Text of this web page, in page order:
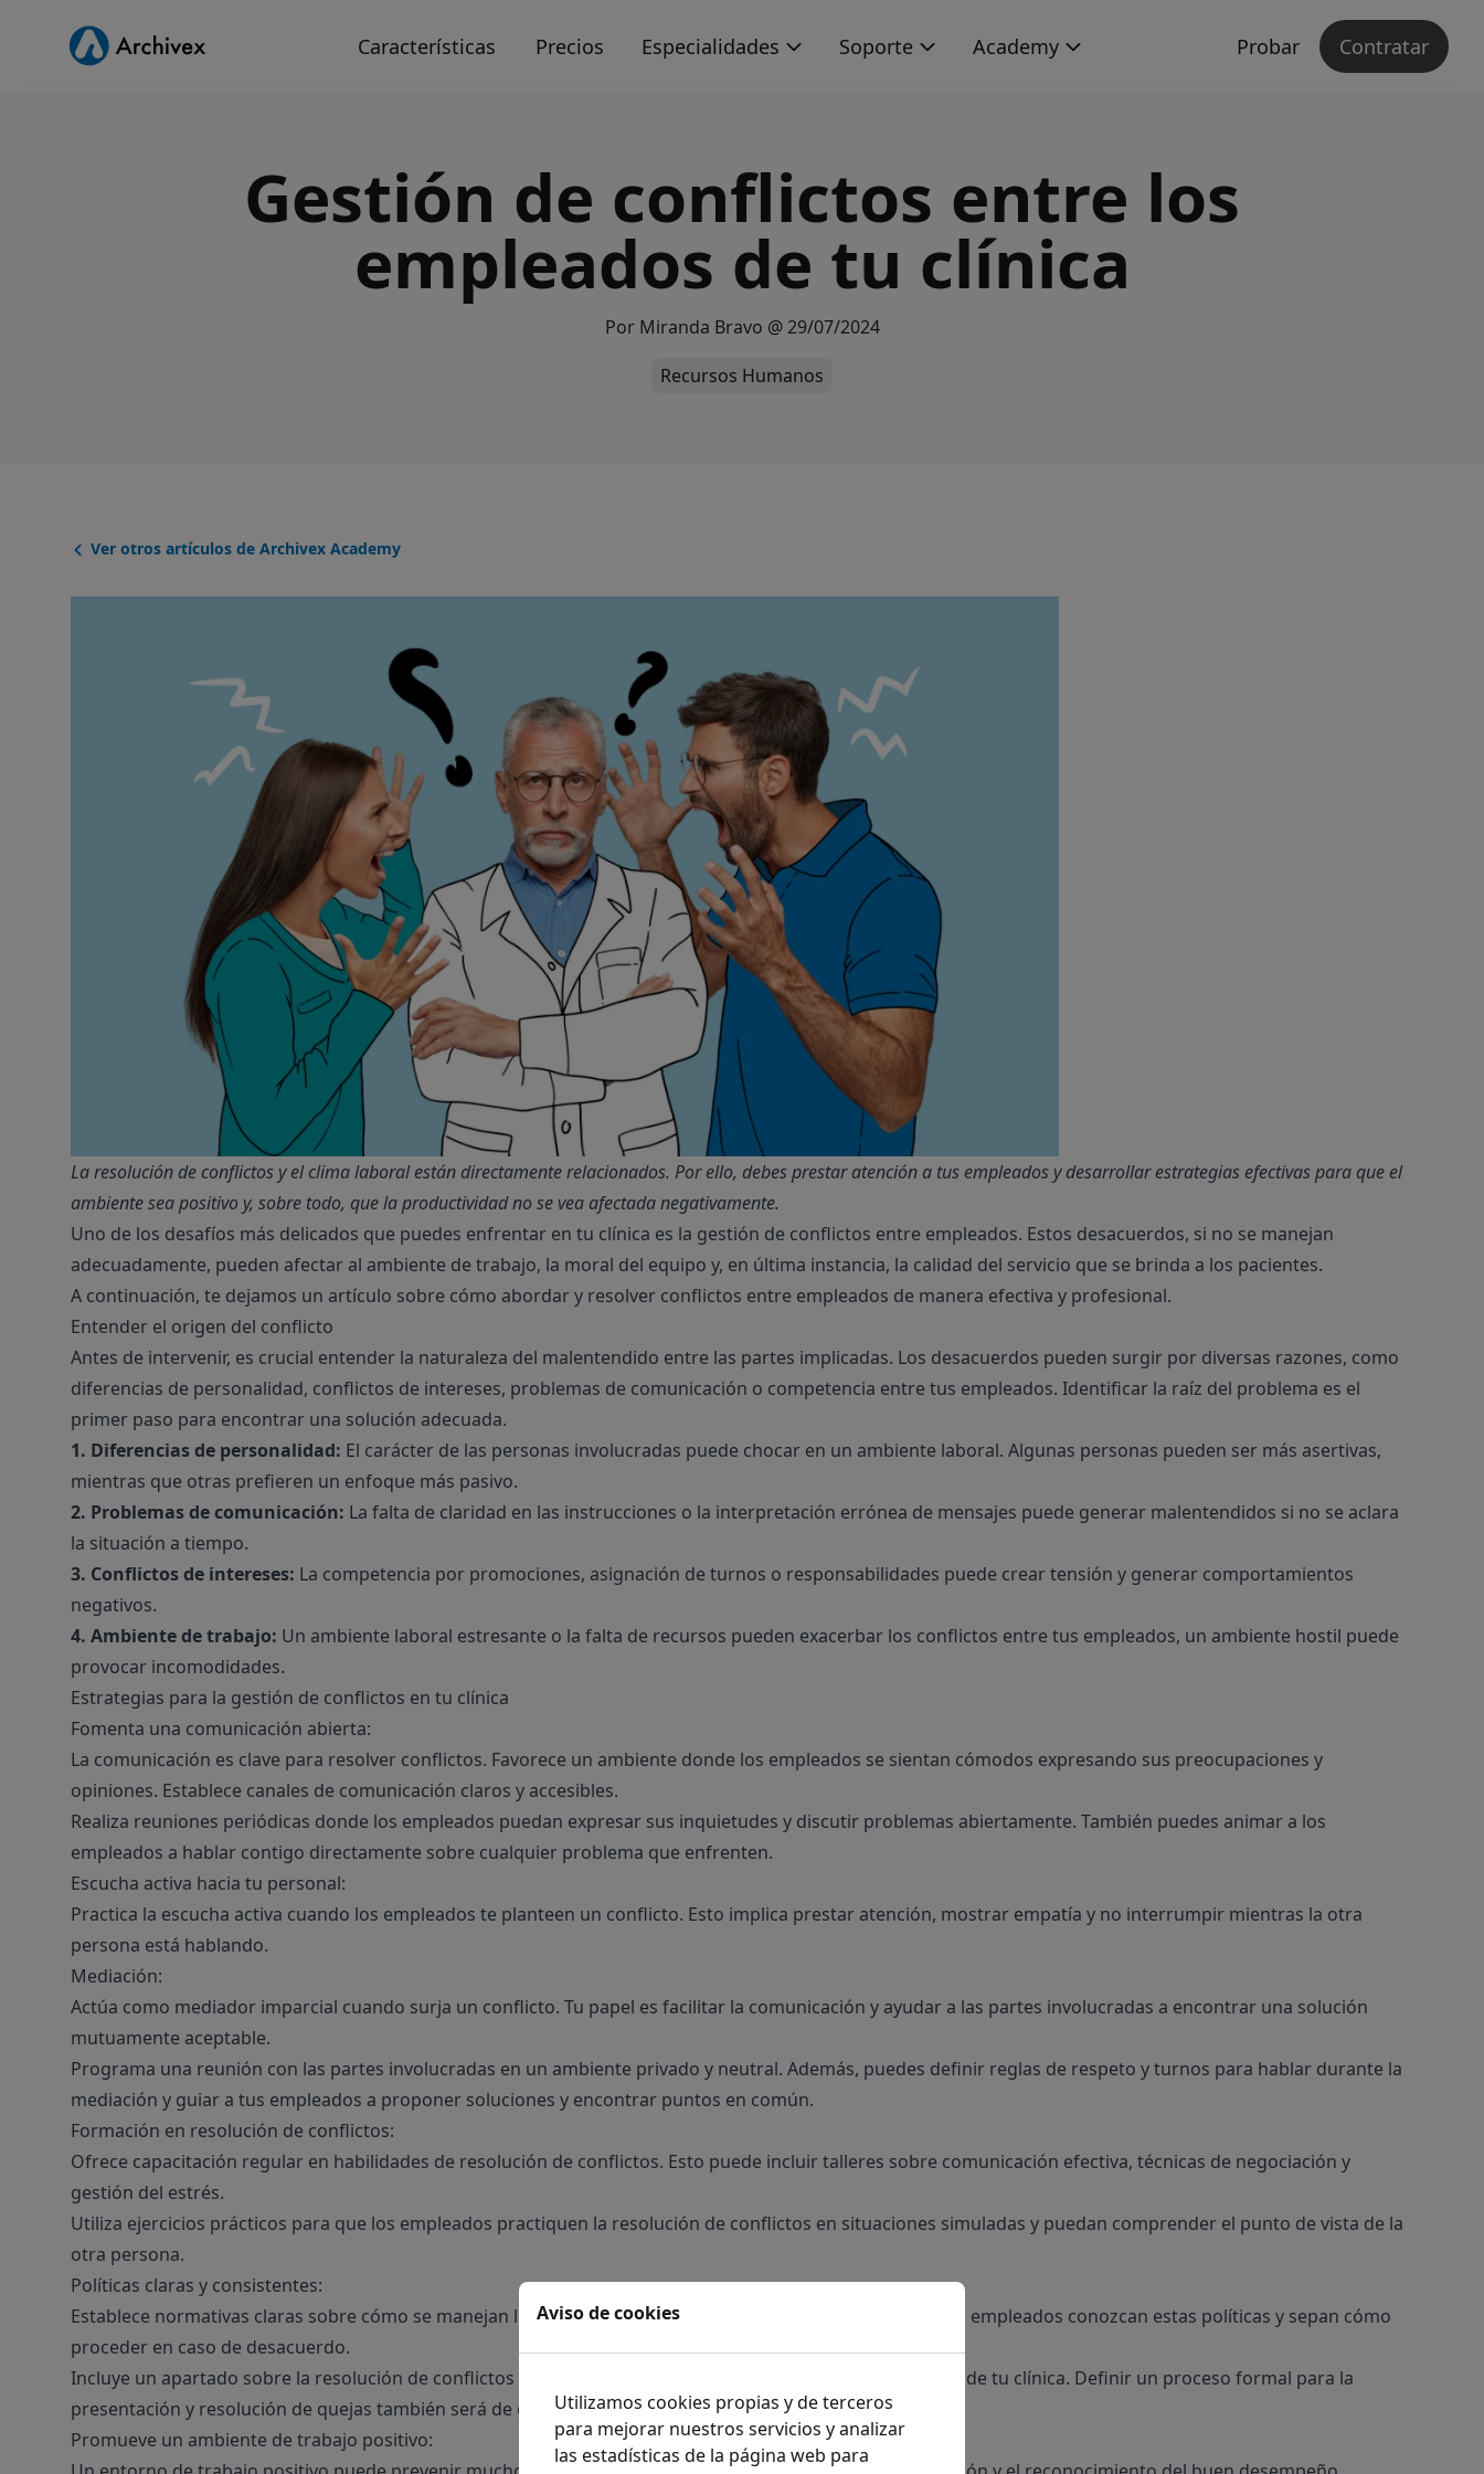
Características Precios Especialidades Soporte Academy Probar Contratar
Gestión de conflictos entre los
empleados de tu clínica
Por Miranda Bravo @29/07/2024
Recursos Humanos
Ver otros artículos de Archivex Academy
La resolución de conflictos y el clima laboral están directamente relacionados. Por ello, debes prestar atención a tus empleados y desarrollar estrategias efectivas para que el
ambiente sea positivo y, sobre todo, que la productividad no se vea afectada negativamente.
Uno de los desafíos más delicados que puedes enfrentar en tu clínica es la gestión de conflictos entre empleados. Estos desacuerdos, si no se manejan
adecuadamente, pueden afectar al ambiente de trabajo, la moral del equipo y, en última instancia, la calidad del servicio que se brinda a los pacientes.
A continuación, te dejamos un artículo sobre cómo abordar y resolver conflictos entre empleados de manera efectiva y profesional.
Entender el origen del conflicto
Antes de intervenir, es crucial entender la naturaleza del malentendido entre las partes implicadas. Los desacuerdos pueden surgir por diversas razones, como
diferencias de personalidad, conflictos de intereses, problemas de comunicación o competencia entre tus empleados. Identificar la raíz del problema es el
primer paso para encontrar una solución adecuada.
1. Diferencias de personalidad: El carácter de las personas involucradas puede chocar en un ambiente laboral. Algunas personas pueden ser más asertivas,
mientras que otras prefieren un enfoque más pasivo.
2. Problemas de comunicación: La falta de claridad en las instrucciones o la interpretación errónea de mensajes puede generar malentendidos si no se aclara
la situación a tiempo.
3. Conflictos de intereses: La competencia por promociones, asignación de turnos o responsabilidades puede crear tensión y generar comportamientos
negativos.
4. Ambiente de trabajo: Un ambiente laboral estresante o la falta de recursos pueden exacerbar los conflictos entre tus empleados, un ambiente hostil puede
provocar incomodidades.
Estrategias para la gestión de conflictos en tu clínica
Fomenta una comunicación abierta:
La comunicación es clave para resolver conflictos. Favorece un ambiente donde los empleados se sientan cómodos expresando sus preocupaciones y
opiniones. Establece canales de comunicación claros y accesibles.
Realiza reuniones periódicas donde los empleados puedan expresar sus inquietudes y discutir problemas abiertamente. También puedes animar a los
empleados a hablar contigo directamente sobre cualquier problema que enfrenten.
Escucha activa hacia tu personal:
Practica la escucha activa cuando los empleados te planteen un conflicto. Esto implica prestar atención, mostrar empatía y no interrumpir mientras la otra
persona está hablando.
Mediación:
Actúa como mediador imparcial cuando surja un conflicto. Tu papel es facilitar la comunicación y ayudar a las partes involucradas a encontrar una solución
mutuamente aceptable.
Programa una reunión con las partes involucradas en un ambiente privado y neutral. Además, puedes definir reglas de respeto y turnos para hablar durante la
mediación y guiar a tus empleados a proponer soluciones y encontrar puntos en común.
Formación en resolución de conflictos:
Ofrece capacitación regular en habilidades de resolución de conflictos. Esto puede incluir talleres sobre comunicación efectiva, técnicas de negociación y
gestión del estrés.
Utiliza ejercicios prácticos para que los empleados practiquen la resolución de conflictos en situaciones simuladas y puedan comprender el punto de vista de la
otra persona.
Políticas claras y consistentes:
Establece normativas claras sobre cómo se manejan los conflictos en tu clínica. Asegúrate de que todos los empleados conozcan estas políticas y sepan cómo
proceder en caso de desacuerdo.
Incluye un apartado sobre la resolución de conflictos y el comportamiento esperado dentro de las normas de tu clínica. Definir un proceso formal para la
presentación y resolución de quejas también será de gran ayuda.
Promueve un ambiente de trabajo positivo:
Aviso de cookies
Utilizamos cookies propias y de terceros
para mejorar nuestros servicios y analizar
las estadísticas de la página web para